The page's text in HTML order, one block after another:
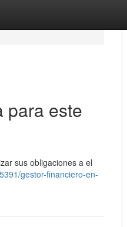
para este
sus obligaciones a el
gestor-financiero-en-